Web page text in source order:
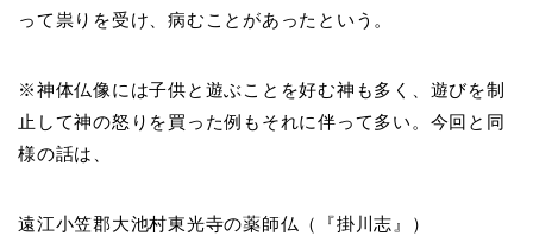
って祟りを受け、病むことがあったという。
※神体仏像には子供と遊ぶことを好む神も多く、遊びを制
止して神の怒りを買った例もそれに伴って多い。今回と同
様の話は、
遠江小笠郡大池村東光寺の薬師仏（『掛川志』）